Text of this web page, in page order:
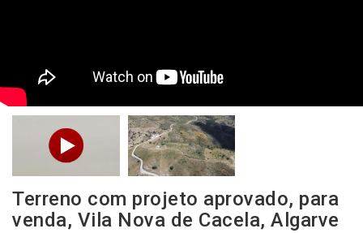
Terreno com projeto aprovado, para
venda, Vila Nova de Cacela, Algarve